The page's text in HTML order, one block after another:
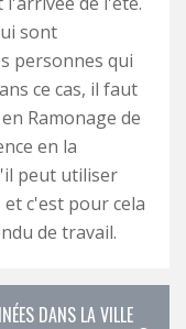
sont
personnes qui
ce cas, il faut
Ramonage de
en la
peut utiliser
c'est pour cela
de travail.
DANS LA VILLE